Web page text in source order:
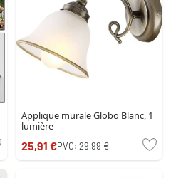
Applique murale Globo Blanc, 1
lumière
25,91 €PVC:29,99 €